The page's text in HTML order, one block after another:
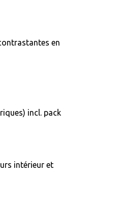
en
incl. pack
intérieur et